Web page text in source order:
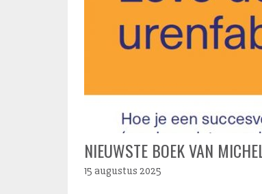
NIEUWSTE BOEK VAN
15 augustus 2025